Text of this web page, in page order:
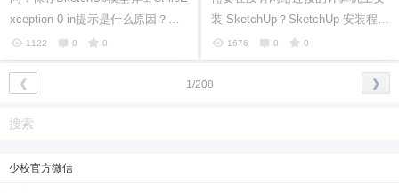
xception 0 in提示是什么原因？
答：这个是因为用SketchUp2024
打了这个模型，然后再用SketchUp
2025打开这...
1122 0 0
装 SketchUp？SketchUp 安装程序
目前提供两个版本，一个版本需要
网络连接（下载链接如上所示），
另一个...
1676 0 0
1/208
❮ ❯
少校官方微信